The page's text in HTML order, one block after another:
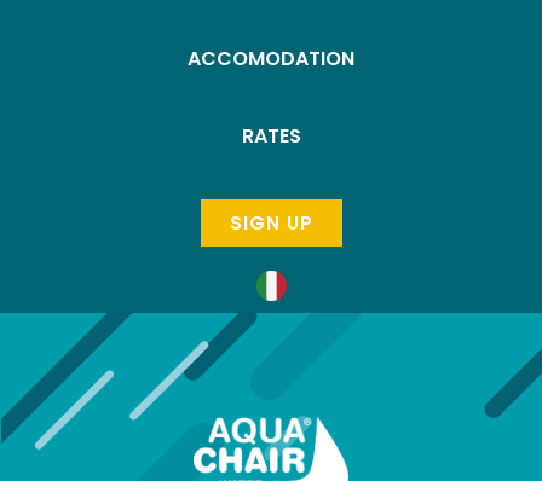
ACCOMODATION
RATES
SIGN UP